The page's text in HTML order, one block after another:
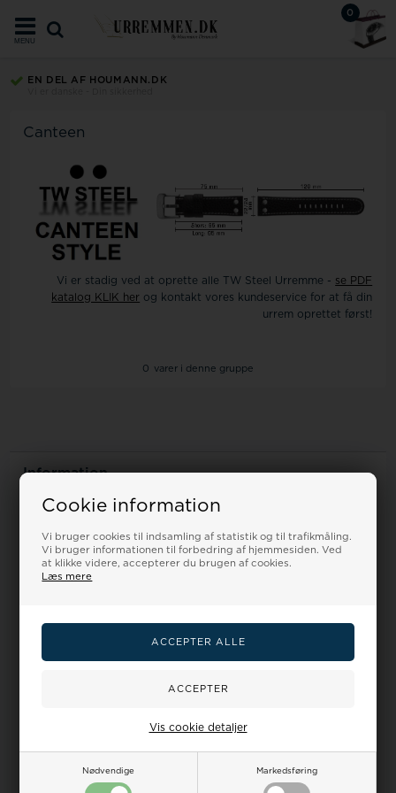
Cookie information
Vi bruger cookies til indsamling af statistik og til trafikmåling.
Vi bruger informationen til forbedring af hjemmesiden. Ved
at klikke videre, accepterer du brugen af cookies.
Læs mere
Nødvendige Markedsføring
Vis cookie detaljer
0
MENU
EN DEL AF HOUMANN.DK
Canteen
Vi er stadig ved at oprette alle TW Steel Urremme - se PDF
katalog KLIK her og kontakt vores kundeservice for at få din
urrem oprettet først!
0 varer i denne gruppe
Information
Forside
Handelsbetingelser
Om os
Kontakt
Reklamation
Kundeservice
3600 Frederikssund